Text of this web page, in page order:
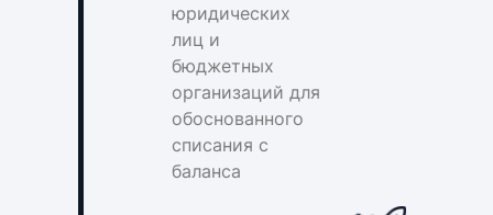
юридических
лиц и
бюджетных
организаций для
обоснованного
списания с
баланса